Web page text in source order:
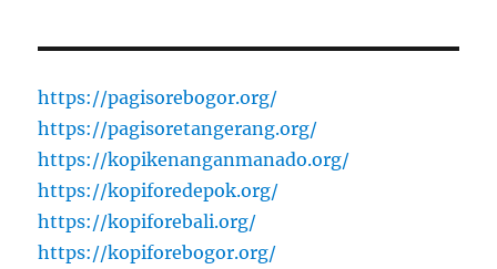
https://pagisorebogor.org/
https://pagisoretangerang.org/
https://kopikenanganmanado.org/
https://kopiforedepok.org/
https://kopiforebali.org/
https://kopiforebogor.org/